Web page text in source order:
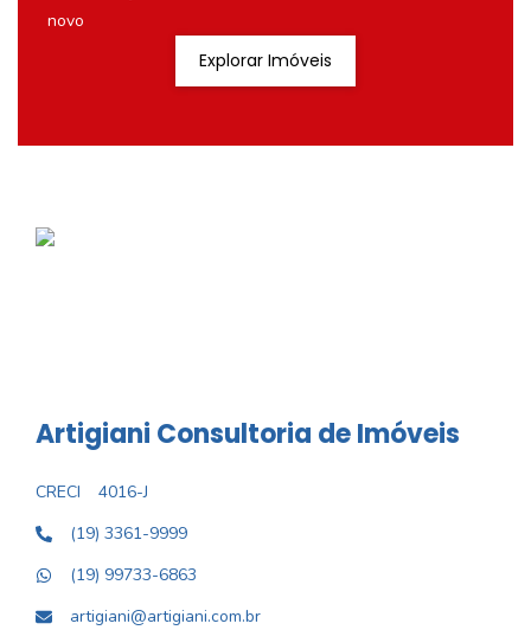
novo
Explorar Imóveis
Artigiani Consultoria de Imóveis
CRECI
4016-J
(19) 3361-9999
(19) 99733-6863
artigiani@artigiani.com.br